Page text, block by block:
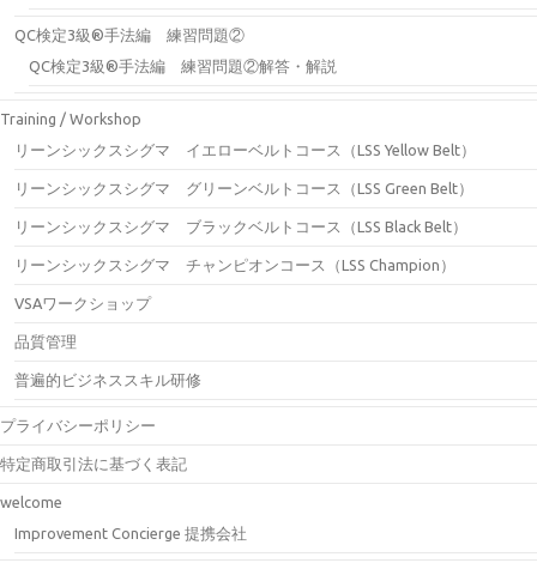
QC検定3級®手法編 練習問題②
QC検定3級®手法編 練習問題②解答・解説
Training / Workshop
リーンシックスシグマ イエローベルトコース（LSS Yellow Belt）
リーンシックスシグマ グリーンベルトコース（LSS Green Belt）
リーンシックスシグマ ブラックベルトコース（LSS Black Belt）
リーンシックスシグマ チャンピオンコース（LSS Champion）
VSAワークショップ
品質管理
普遍的ビジネススキル研修
プライバシーポリシー
特定商取引法に基づく表記
welcome
Improvement Concierge 提携会社